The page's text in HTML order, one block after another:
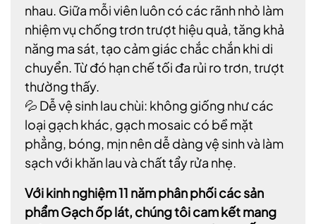
nhau. Giữa mỗi viên luôn có các rãnh nhỏ làm
nhiệm vụ chống trơn trượt hiệu quả, tăng khả
năng ma sát, tạo cảm giác chắc chắn khi di
chuyển. Từ đó hạn chế tối đa rủi ro trơn, trượt
thường thấy.
💦 Dễ vệ sinh lau chùi: không giống như các
loại gạch khác, gạch mosaic có bề mặt
phẳng, bóng, mịn nên dễ dàng vệ sinh và làm
sạch với khăn lau và chất tẩy rửa nhẹ.
Với kinh nghiệm 11 năm phân phối các sản
phẩm Gạch ốp lát, chúng tôi cam kết mang